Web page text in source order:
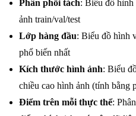
Phân phối tách: Biểu đồ
ảnh train/val/test
Lớp hàng đầu: Biểu đồ hình
phổ biến nhất
Kích thước hình ảnh: Biểu
chiều cao hình ảnh (tính bằng
Điểm trên mỗi thực thể: